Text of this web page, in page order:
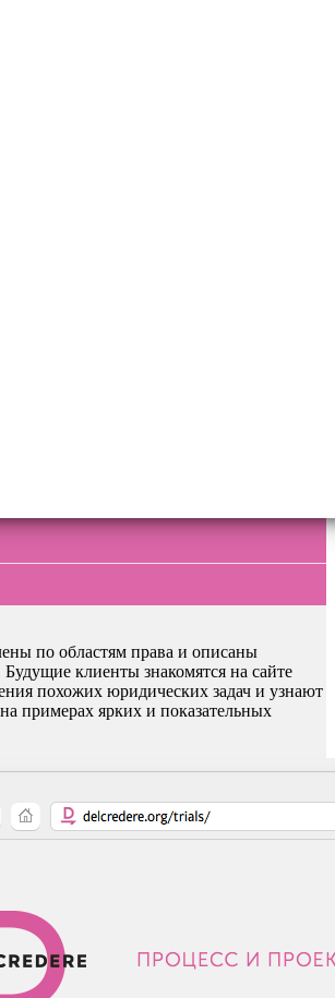
по областям права и описаны
клиенты знакомятся на сайте
похожих юридических задач и узнают
примерах ярких и показательных